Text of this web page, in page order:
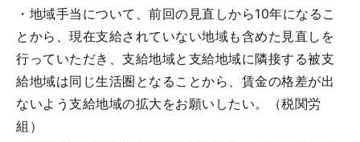
・地域手当について、前回の見直しから10年になるこ
とから、現在支給されていない地域も含めた見直しを
行っていただき、支給地域と支給地域に隣接する被支
給地域は同じ生活圏となることから、賃金の格差が出
ないよう支給地域の拡大をお願いしたい。（税関労
組）